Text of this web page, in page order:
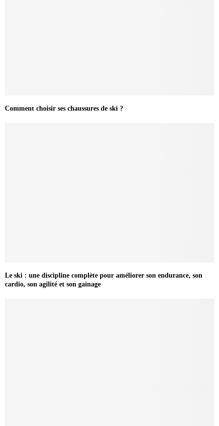
Comment choisir ses chaussures de ski ?
Le ski : une discipline complète pour améliorer son endurance, son
cardio, son agilité et son gainage